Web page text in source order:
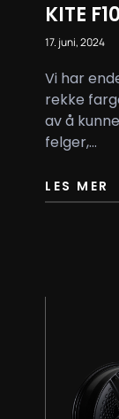
KITE
17. juni, 2024
Vi har
rekke
av å
felger,...
LES MER